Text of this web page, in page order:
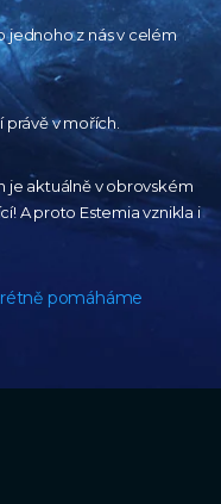
jednoho z nás v celém
v mořích.
je aktuálněv obrovském
A proto Estemia vznikla i
pomáháme